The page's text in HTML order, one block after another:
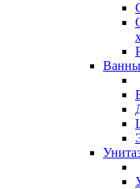
Ванны